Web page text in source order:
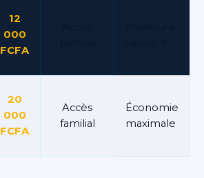
12
000
FCFA
20
000
FCFA
Accès
familial
Économie
maximale